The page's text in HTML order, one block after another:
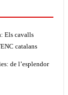
Els cavalls
catalans
de l’esplendor